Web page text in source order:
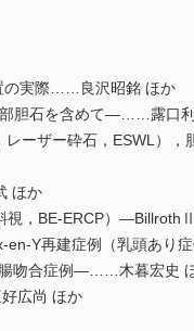
の実際……良沢昭銘 ほか
胆石を含めて―……露口
ーザー砕石，ESWL）
ほか
視，BE-ERCP）
en-Y再建症例（乳頭あ
吻合症例―……木暮宏史
広尚 ほか